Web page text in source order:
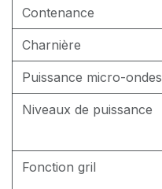
Contenance
Charnière
Puissance micro-ondes
Niveaux de puissance
Fonction gril